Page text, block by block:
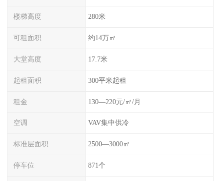
楼梯高度 280米
可租面积 约14万㎡
大堂高度 17.7米
起租面积 300平米起租
租金 130—220元/㎡/月
空调 VAV集中供冷
标准层面积 2500—3000㎡
停车位 871个